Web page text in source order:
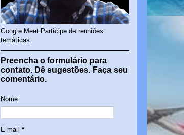
Google Meet Participe de reuniões
temáticas.
Preencha o formulário para
contato. Dê sugestões. Faça seu
comentário.
Nome
E-mail *